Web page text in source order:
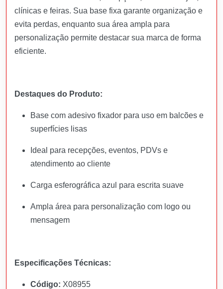
clínicas e feiras. Sua base fixa garante organização e
evita perdas, enquanto sua área ampla para
personalização permite destacar sua marca de forma
eficiente.
Destaques do Produto:
Base com adesivo fixador para uso em balcões e
superfícies lisas
Ideal para recepções, eventos, PDVs e
atendimento ao cliente
Carga esferográfica azul para escrita suave
Ampla área para personalização com logo ou
mensagem
Especificações Técnicas:
Código: X08955